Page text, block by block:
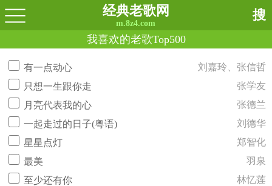
经典老歌网
m.8z4.com
搜
我喜欢的老歌Top500
有一点动心
刘嘉玲、张信哲
只想一生跟你走
张学友
月亮代表我的心
张德兰
一起走过的日子(粤语)
刘德华
星星点灯
郑智化
最美
羽泉
至少还有你
林忆莲